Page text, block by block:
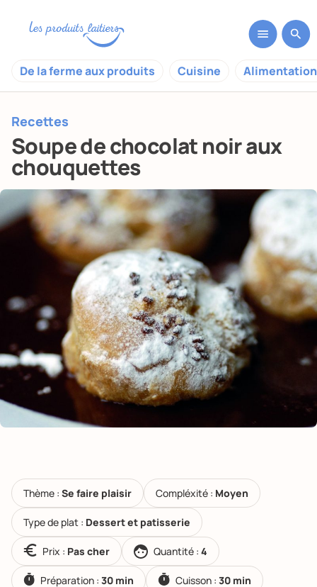
De la ferme aux produits Cuisine
Recettes
Soupe de chocolat noir aux
chouquettes
Thème : Se faire plaisir Compléxité : Moyen
Type de plat : Dessert et patisserie
Prix : Pas cher Quantité : 4
Préparation :30 min Cuisson : 30 min